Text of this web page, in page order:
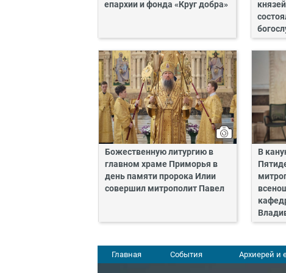
епархии и фонда «Круг добра»
Божественную литургию в
главном храме Приморья в
день памяти пророка Илии
совершил митрополит Павел
В
Главная События Архиерей и